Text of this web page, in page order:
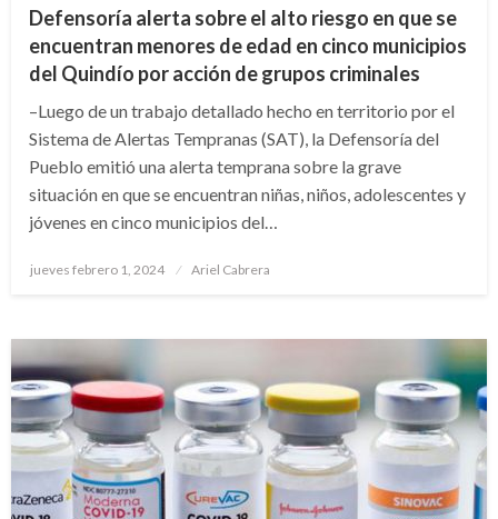
Defensoría alerta sobre el alto riesgo en que se
encuentran menores de edad en cinco municipios
del Quindío por acción de grupos criminales
–Luego de un trabajo detallado hecho en territorio por el
Sistema de Alertas Tempranas (SAT), la Defensoría del
Pueblo emitió una alerta temprana sobre la grave
situación en que se encuentran niñas, niños, adolescentes y
jóvenes en cinco municipios del…
Publicado
jueves febrero 1, 2024 Ariel Cabrera